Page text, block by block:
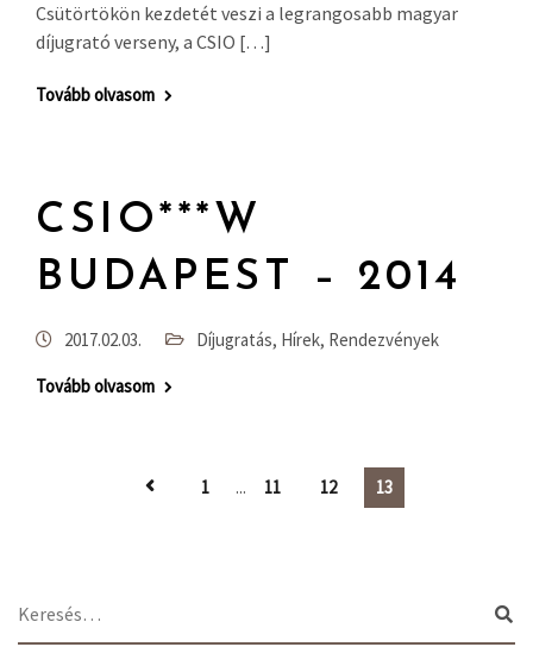
Csütörtökön kezdetét veszi a legrangosabb magyar
díjugrató verseny, a CSIO […]
Tovább olvasom
CSIO***W
BUDAPEST – 2014
2017.02.03. Díjugratás, Hírek, Rendezvények
Tovább olvasom
1 ... 11 12 13